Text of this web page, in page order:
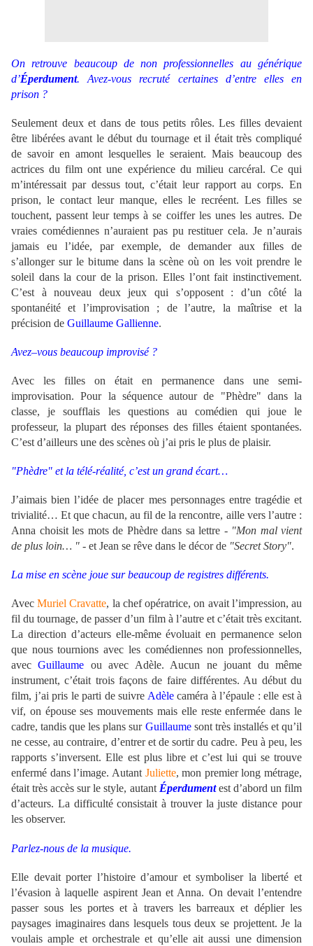
On retrouve beaucoup de non professionnelles au générique
d’Éperdument. Avez-vous recruté certaines d’entre elles en
prison ?
Seulement deux et dans de tous petits rôles. Les filles devaient
être libérées avant le début du tournage et il était très compliqué
de savoir en amont lesquelles le seraient. Mais beaucoup des
actrices du film ont une expérience du milieu carcéral. Ce qui
m’intéressait par dessus tout, c’était leur rapport au corps. En
prison, le contact leur manque, elles le recréent. Les filles se
touchent, passent leur temps à se coiffer les unes les autres. De
vraies comédiennes n’auraient pas pu restituer cela. Je n’aurais
jamais eu l’idée, par exemple, de demander aux filles de
s’allonger sur le bitume dans la scène où on les voit prendre le
soleil dans la cour de la prison. Elles l’ont fait instinctivement.
C’est à nouveau deux jeux qui s’opposent : d’un côté la
spontanéité et l’improvisation ; de l’autre, la maîtrise et la
précision de Guillaume Gallienne.
Avez–vous beaucoup improvisé ?
Avec les filles on était en permanence dans une semi-
improvisation. Pour la séquence autour de "Phèdre" dans la
classe, je soufflais les questions au comédien qui joue le
professeur, la plupart des réponses des filles étaient spontanées.
C’est d’ailleurs une des scènes où j’ai pris le plus de plaisir.
"Phèdre" et la télé-réalité, c’est un grand écart…
J’aimais bien l’idée de placer mes personnages entre tragédie et
trivialité… Et que chacun, au fil de la rencontre, aille vers l’autre :
Anna choisit les mots de Phèdre dans sa lettre -"Mon mal vient
de plus loin… " - et Jean se rêve dans le décor de "Secret Story".
La mise en scène joue sur beaucoup de registres différents.
AvecMuriel Cravatte, la chef opératrice, on avait l’impression, au
fil du tournage, de passer d’un film à l’autre et c’était très excitant.
La direction d’acteurs elle-même évoluait en permanence selon
que nous tournions avec les comédiennes non professionnelles,
avecGuillaume ou avec Adèle. Aucun ne jouant du même
instrument, c’était trois façons de faire différentes. Au début du
film, j’ai pris le parti de suivre Adèlecaméra à l’épaule : elle est à
vif, on épouse ses mouvements mais elle reste enfermée dans le
cadre, tandis que les plans sur Guillaumesont très installés et qu’il
ne cesse, au contraire, d’entrer et de sortir du cadre. Peu à peu, les
rapports s’inversent. Elle est plus libre et c’est lui qui se trouve
enfermé dans l’image. Autant Juliette, mon premier long métrage,
était très accès sur le style, autant Éperdumentest d’abord un film
d’acteurs. La difficulté consistait à trouver la juste distance pour
les observer.
Parlez-nous de la musique.
Elle devait porter l’histoire d’amour et symboliser la liberté et
l’évasion à laquelle aspirent Jean et Anna. On devait l’entendre
passer sous les portes et à travers les barreaux et déplier les
paysages imaginaires dans lesquels tous deux se projettent. Je la
voulais ample et orchestrale et qu’elle ait aussi une dimension